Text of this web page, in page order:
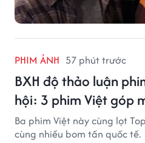
PHIM ẢNH 57 phút trước
BXH độ thảo luận
hội: 3 phim Việt góp
Ba phim Việt này cùng lọt
cùng nhiều bom tấn quốc tế.